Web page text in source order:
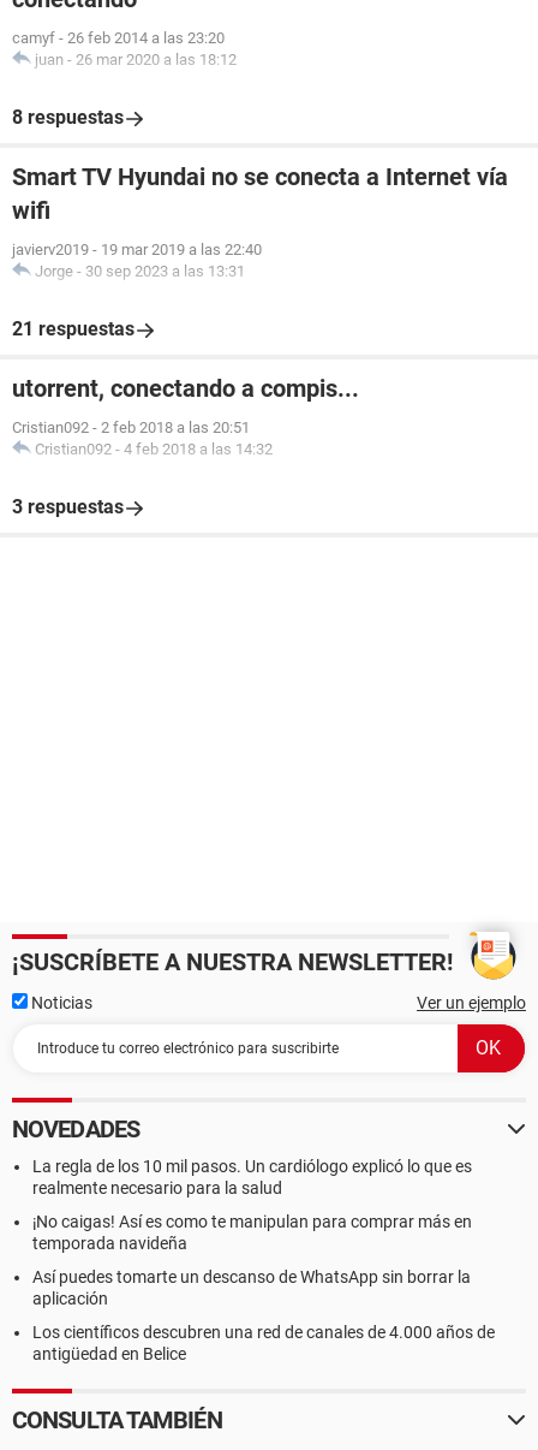
camyf - 26 feb 2014 a las 23:20
juan - 26 mar 2020 a las 18:12
8 respuestas
Smart TV Hyundai no se conecta a Internet vía
wifi
javierv2019 - 19 mar 2019 a las 22:40
Jorge - 30 sep 2023 a las 13:31
21 respuestas
utorrent, conectando a compis...
Cristian092 - 2 feb 2018 a las 20:51
Cristian092 - 4 feb 2018 a las 14:32
3 respuestas
¡SUSCRÍBETE A NUESTRA NEWSLETTER!
Noticias Ver un ejemplo
NOVEDADES
La regla de los 10 mil pasos. Un cardiólogo explicó lo que es
realmente necesario para la salud
¡No caigas! Así es como te manipulan para comprar más en
temporada navideña
Así puedes tomarte un descanso de WhatsApp sin borrar la
aplicación
Los científicos descubren una red de canales de 4.000 años de
antigüedad en Belice
CONSULTA TAMBIÉN